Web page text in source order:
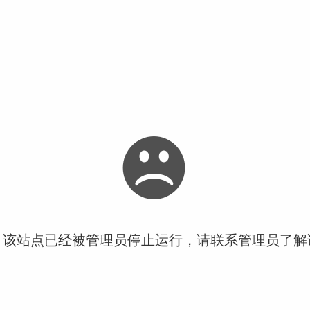
站点已经被管理员停止运行，请联系管理员了